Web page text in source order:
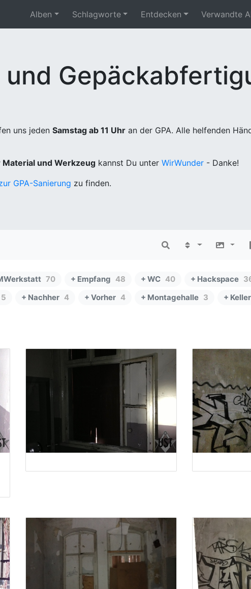
Alben Schlagworte Entdecken Verwandte
uns jeden Samstag ab 11 Uhr an der GPA. Alle helfenden
Material und Werkzeug kannst Du unter WirWunder - Danke!
GPA-Sanierung zu finden.
70 + Empfang 48 + WC 40 + Hackspace
5 + Nachher 4 + Vorher 4 + Montagehalle 3 + Keller